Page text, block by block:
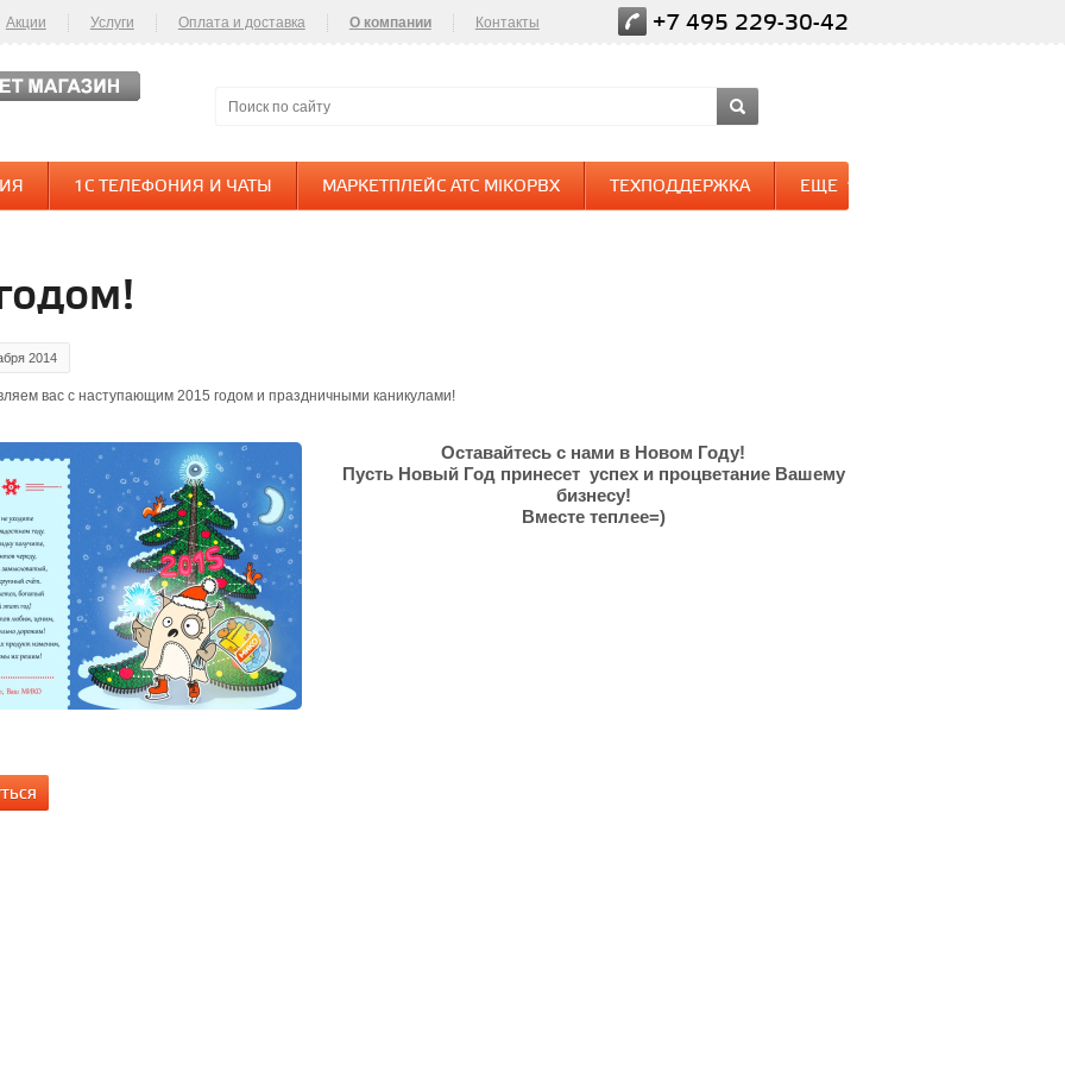
Акции Услуги Оплата и доставка О компании Контакты +7 495 229-30-42
1С ТЕЛЕФОНИЯ И ЧАТЫ МАРКЕТПЛЕЙС АТС MIKOPBX ТЕХПОДДЕРЖКА ЕЩЕ
2014
вас с наступающим 2015 годом и праздничными каникулами!
Оставайтесь с нами в Новом Году!
Пусть Новый Год принесет успех и процветание Вашему
бизнесу!
Вместе теплее=)